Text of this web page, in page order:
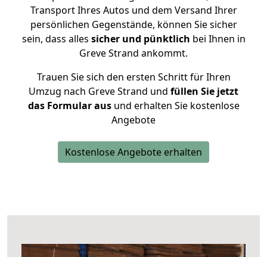
Transport Ihres Autos und dem Versand Ihrer
persönlichen Gegenstände, können Sie sicher
sein, dass alles sicher und pünktlich bei Ihnen in
Greve Strand ankommt.
Trauen Sie sich den ersten Schritt für Ihren
Umzug nach Greve Strand und füllen Sie jetzt
das Formular ausund erhalten Sie kostenlose
Angebote
Kostenlose Angebote erhalten